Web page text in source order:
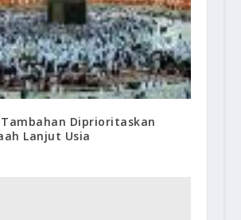
Diprioritaskan
Lanjut Usia